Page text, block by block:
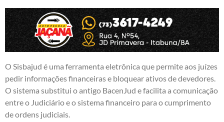
O Sisbajud é uma ferramenta eletrônica que permite aos juízes
pedir informações financeiras e bloquear ativos de devedores.
O sistema substitui o antigo BacenJud e facilita a comunicação
entre o Judiciário e o sistema financeiro para o cumprimento
de ordens judiciais.